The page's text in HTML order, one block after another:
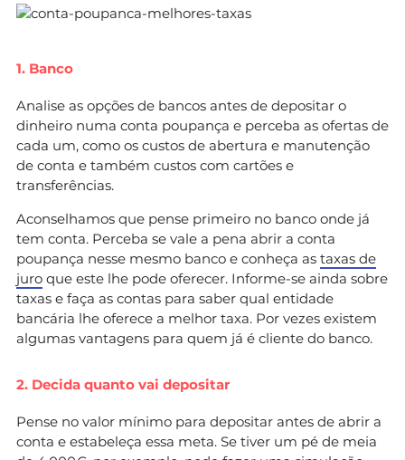
1. Banco
Analise as opções de bancos antes de depositar o
dinheiro numa conta poupança e perceba as ofertas de
cada um, como os custos de abertura e manutenção
de conta e também custos com cartões e
transferências.
Aconselhamos que pense primeiro no banco onde já
tem conta. Perceba se vale a pena abrir a conta
poupança nesse mesmo banco e conheça as taxas de
juro que este lhe pode oferecer. Informe-se ainda sobre
taxas e faça as contas para saber qual entidade
bancária lhe oferece a melhor taxa. Por vezes existem
algumas vantagens para quem já é cliente do banco.
2. Decida quanto vai depositar
Pense no valor mínimo para depositar antes de abrir a
conta e estabeleça essa meta. Se tiver um pé de meia